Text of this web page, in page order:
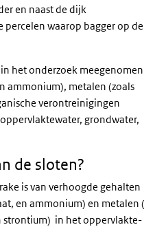
en naast de dijk
waarop bagger op de
het onderzoek meegenomen
ammonium), metalen (zoals
verontreinigingen
grondwater,
de sloten?
is van verhoogde gehalten
en ammonium) en metalen (
strontium) in het oppervlakte-